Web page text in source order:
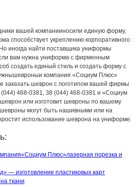
вашей компанииносили единую форму,
способствует укреплению корпоративного
иногда найти поставщика униформы
вам нужна униформа с фирменным
создать единый стиль и создать форму с
компания «Социум Плюс»
заказать шеврон с логотипом вашей фирмы
468-0381, 38 (044) 468-0381 и «Социум
или изготовит шевроны по вашему
могут быть нашивными или на
использование шеврона на униформе.
Плюс»лазерная порезка и
— изготовление пластиковых карт
ткани